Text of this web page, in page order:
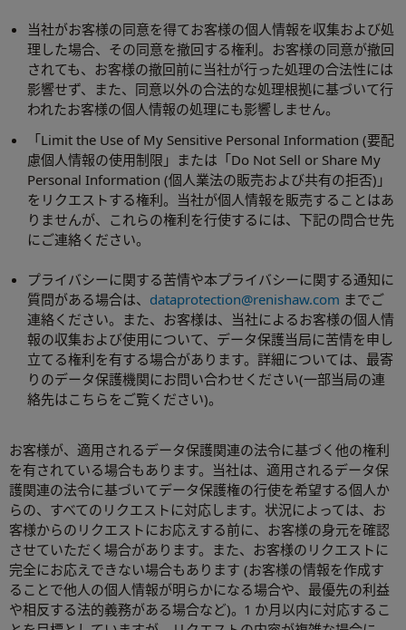
当社がお客様の同意を得てお客様の個人情報を収集および処
理した場合、その同意を撤回する権利。お客様の同意が撤回
されても、お客様の撤回前に当社が行った処理の合法性には
影響せず、また、同意以外の合法的な処理根拠に基づいて行
われたお客様の個人情報の処理にも影響しません。
「Limit the Use of My Sensitive Personal Information (要配
慮個人情報の使用制限」または「Do Not Sell or Share My
Personal Information (個人業法の販売および共有の拒否)」
をリクエストする権利。当社が個人情報を販売することはあ
りませんが、これらの権利を行使するには、下記の問合せ先
にご連絡ください。
プライバシーに関する苦情や本プライバシーに関する通知に
質問がある場合は、 dataprotection@renishaw.com までご
連絡ください。また、お客様は、当社によるお客様の個人情
報の収集および使用について、データ保護当局に苦情を申し
立てる権利を有する場合があります。詳細については、最寄
りのデータ保護機関にお問い合わせください(一部当局の連
絡先はこちらをご覧ください)。
お客様が、適用されるデータ保護関連の法令に基づく他の権利
を有されている場合もあります。当社は、適用されるデータ保
護関連の法令に基づいてデータ保護権の行使を希望する個人か
らの、すべてのリクエストに対応します。状況によっては、お
客様からのリクエストにお応えする前に、お客様の身元を確認
させていただく場合があります。また、お客様のリクエストに
完全にお応えできない場合もあります (お客様の情報を作成す
ることで他人の個人情報が明らかになる場合や、最優先の利益
や相反する法的義務がある場合など)。1 か月以内に対応するこ